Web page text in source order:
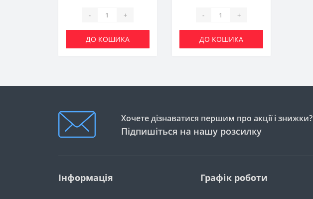
- +
ДО КОШИКА
- +
ДО КОШИКА
Хочете дізнаватися першим про акції і знижки?
Підпишіться на нашу розсилку
Інформація Графік роботи